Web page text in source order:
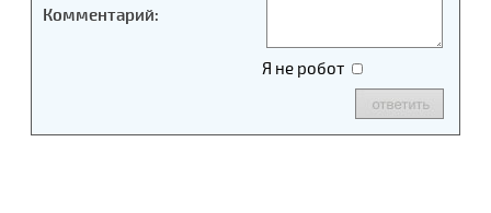
Комментарий:
Я не робот